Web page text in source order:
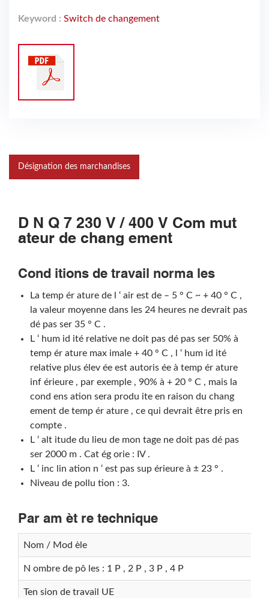
Keyword : Switch de changement
Désignation des marchandises
D N Q 7 230 V / 400 V Com mut
ateur de chang ement
Cond itions de travail norma les
La temp ér ature de l ‘ air est de – 5 ° C ~ + 40 ° C ,
la valeur moyenne dans les 24 heures ne devrait pas
dé pas ser 35 ° C .
L ‘ hum id ité relative ne doit pas dé pas ser 50% à
temp ér ature max imale + 40 ° C , l ‘ hum id ité
relative plus élev ée est autoris ée à temp ér ature
inf érieure , par exemple , 90% à + 20 ° C , mais la
cond ens ation sera produ ite en raison du chang
ement de temp ér ature , ce qui devrait être pris en
compte .
L ‘ alt itude du lieu de mon tage ne doit pas dé pas
ser 2000 m . Cat ég orie : IV .
L ‘ inc lin ation n ‘ est pas sup érieure à ± 23 ° .
Niveau de pollu tion : 3.
Par am èt re technique
Nom / Mod èle
N ombre de pô les : 1 P , 2 P , 3 P , 4 P
Ten sion de travail UE